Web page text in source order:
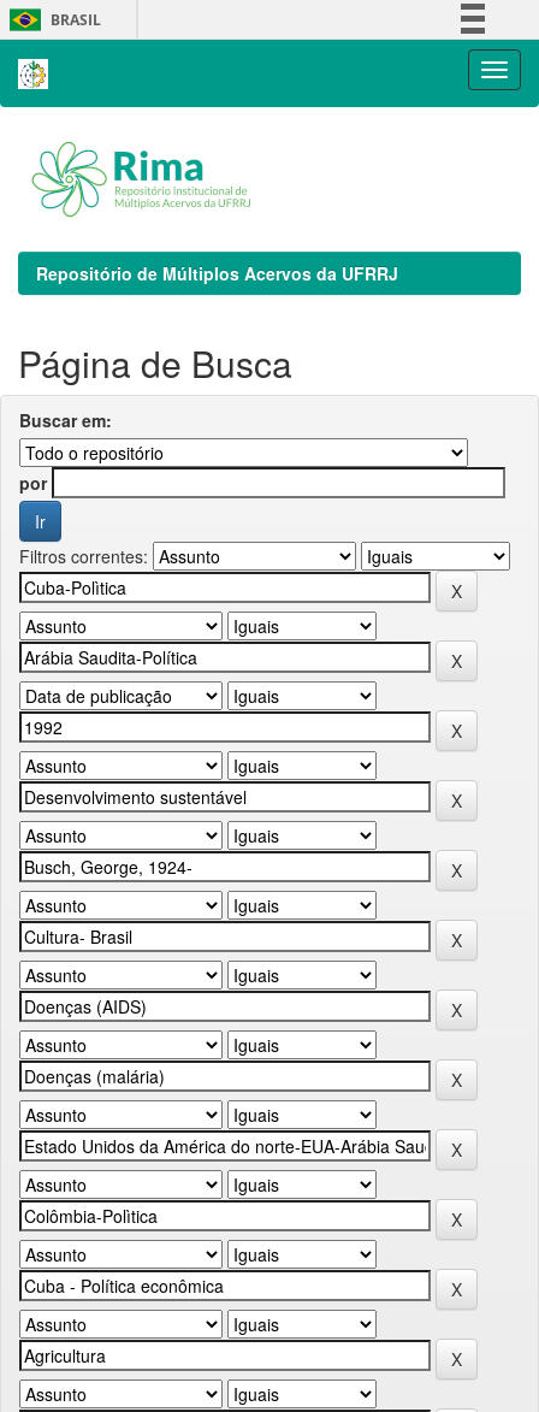
Skip
navigation
BRASIL
Repositório de Múltiplos Acervos da UFRRJ
Página de Busca
Buscar em:
por
Filtros correntes: